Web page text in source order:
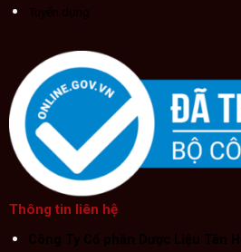
Tuyển dụng
Thông tin liên hệ
Công Ty Cổ phần Dược Liệu Tân